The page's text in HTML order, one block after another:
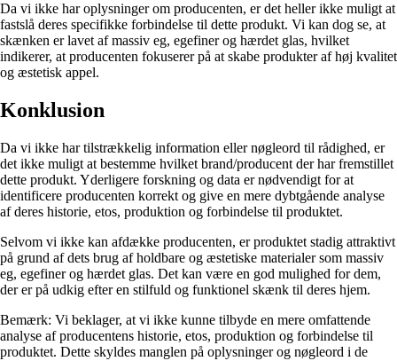
Da vi ikke har oplysninger om producenten, er det heller ikke muligt at
fastslå deres specifikke forbindelse til dette produkt. Vi kan dog se, at
skænken er lavet af massiv eg, egefiner og hærdet glas, hvilket
indikerer, at producenten fokuserer på at skabe produkter af høj kvalitet
og æstetisk appel.
Konklusion
Da vi ikke har tilstrækkelig information eller nøgleord til rådighed, er
det ikke muligt at bestemme hvilket brand/producent der har fremstillet
dette produkt. Yderligere forskning og data er nødvendigt for at
identificere producenten korrekt og give en mere dybtgående analyse
af deres historie, etos, produktion og forbindelse til produktet.
Selvom vi ikke kan afdække producenten, er produktet stadig attraktivt
på grund af dets brug af holdbare og æstetiske materialer som massiv
eg, egefiner og hærdet glas. Det kan være en god mulighed for dem,
der er på udkig efter en stilfuld og funktionel skænk til deres hjem.
Bemærk: Vi beklager, at vi ikke kunne tilbyde en mere omfattende
analyse af producentens historie, etos, produktion og forbindelse til
produktet. Dette skyldes manglen på oplysninger og nøgleord i de